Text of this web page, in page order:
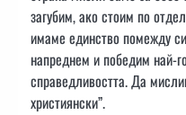
загубим, ако стоим по
имаме единство помежду
напреднем и победим най-
справедливостта. Да
християнски”.